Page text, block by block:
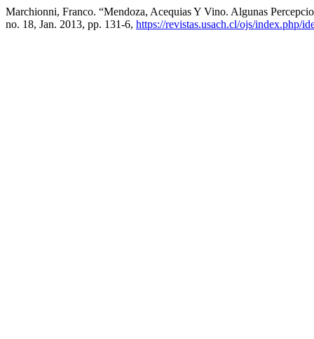
Marchionni, Franco. “Mendoza, Acequias Y Vino. Algunas
no. 18, Jan. 2013, pp. 131-6, https://revistas.usach.cl/ojs/index.php/